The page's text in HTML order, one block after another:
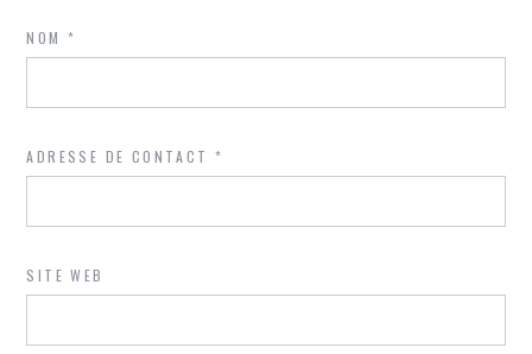
NOM*
ADRESSE DE CONTACT*
SITE WEB